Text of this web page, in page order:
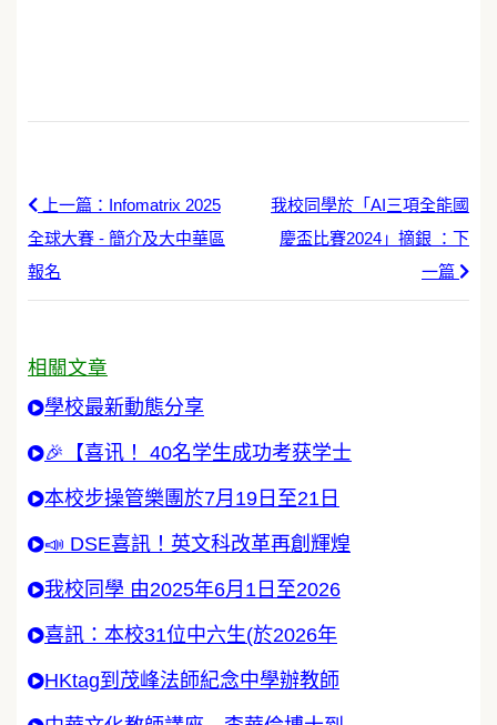
上一篇：Infomatrix 2025
全球大賽 - 簡介及大中華區
報名
我校同學於「AI三項全能國
慶盃比賽2024」摘銀 ：下
一篇
相關文章
學校最新動態分享
🎉【喜讯！ 40名学生成功考获学士
本校步操管樂團於7月19日至21日
📣 DSE喜訊！英文科改革再創輝煌
我校同學 由2025年6月1日至2026
喜訊：本校31位中六生(於2026年
HKtag到茂峰法師紀念中學辦教師